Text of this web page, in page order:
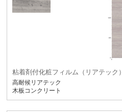
粘着剤付化粧フィルム（リアテック）
高耐候リアテック
木板コンクリート